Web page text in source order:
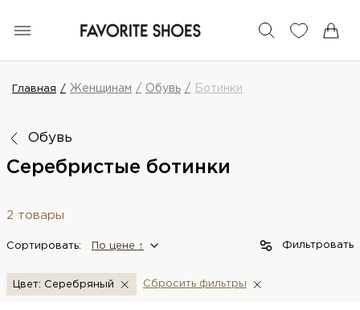
Главная Женщинам Обувь Ботинки
Обувь
Серебристые ботинки
2 товары
Сортировать: По цене ↑ Фильтровать
Цвет: Серебряный Сбросить фильтры